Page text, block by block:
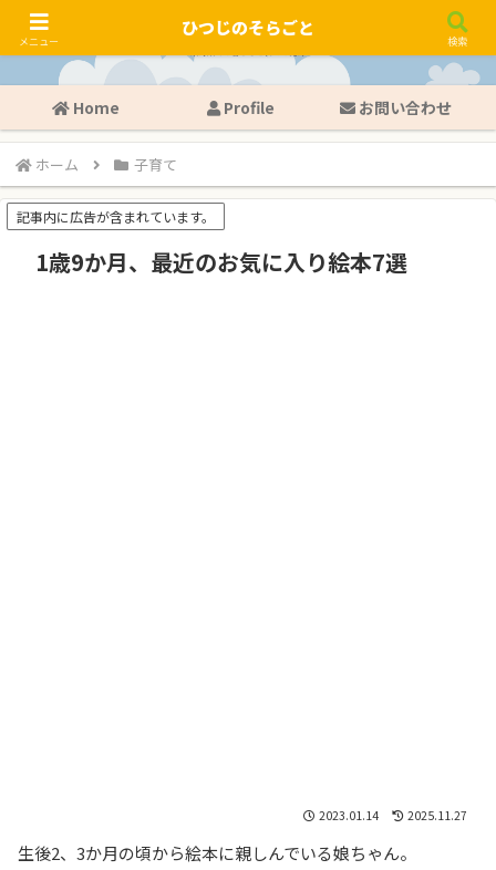
Home Profile お問い合わせ
ホーム 子育て
記事内に広告が含まれています。
1歳9か月、最近のお気に入り絵本7選
2023.01.14 2025.11.27
生後2、3か月の頃から絵本に親しんでいる娘ちゃん。
メニュー
ひつじのそらごと
検索